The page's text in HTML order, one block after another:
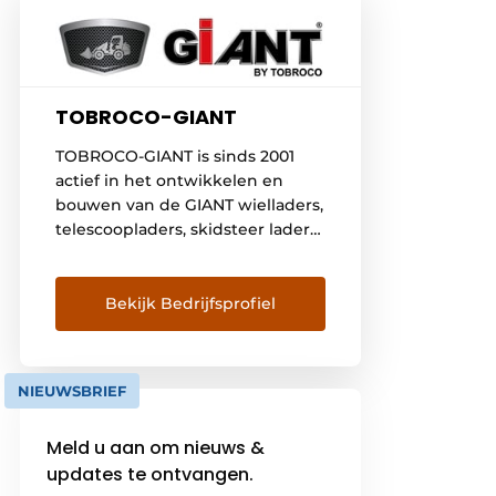
TOBROCO-GIANT
TOBROCO-GIANT is sinds 2001
actief in het ontwikkelen en
bouwen van de GIANT wielladers,
telescoopladers, skidsteer laders,
jaar werd de mijlpaal van
25.000ste machine bereikt en de
komende jaren zal het aantal
mee te maken dat steeds meer
klanten dagelijks de voordelen
Bekijk Bedrijfsprofiel
NIEUWSBRIEF
Meld u aan om nieuws &
updates te ontvangen.